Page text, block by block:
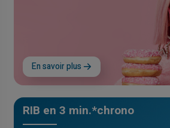
En savoir plus
RIB en 3 min.*chrono